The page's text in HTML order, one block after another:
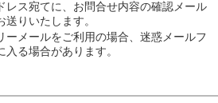
ス宛てに、お問合せ内容の確認メール
送りいたします。
メールをご利用の場合、迷惑メールフ
入る場合があります。